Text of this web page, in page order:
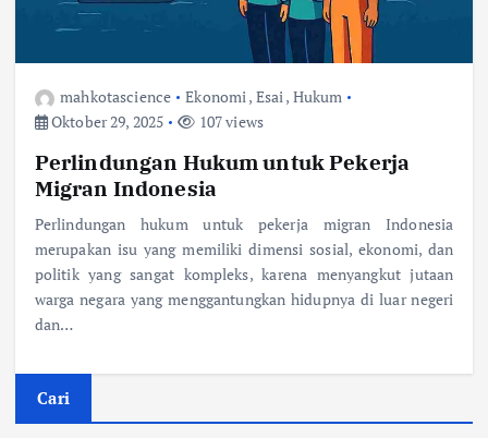
mahkotascience Ekonomi, Esai, Hukum
Oktober 29, 2025
107 views
Perlindungan Hukum untuk Pekerja
Migran Indonesia
Perlindungan hukum untuk pekerja migran Indonesia
merupakan isu yang memiliki dimensi sosial, ekonomi, dan
politik yang sangat kompleks, karena menyangkut jutaan
warga negara yang menggantungkan hidupnya di luar negeri
dan…
Cari